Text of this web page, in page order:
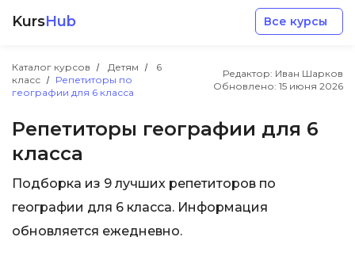
KursHub Все курсы
Каталог курсов Детям
6
класс
Репетиторы по
географии для 6 класса
Редактор: Иван Шарков
Обновлено: 15 июня 2026
Репетиторы географии для 6
класса
Подборка из 9 лучших репетиторов по
географии для 6 класса. Информация
обновляется ежедневно.
Маркетинг